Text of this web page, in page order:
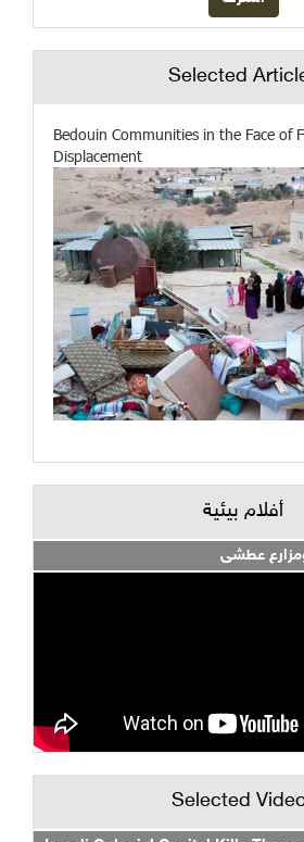
Selected
Bedouin Communities in the Face of
Displacement
أفلام بيئية
عطشى
Selected